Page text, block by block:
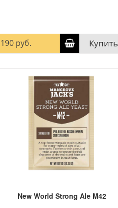
190 руб. Купить
New World Strong Ale M42